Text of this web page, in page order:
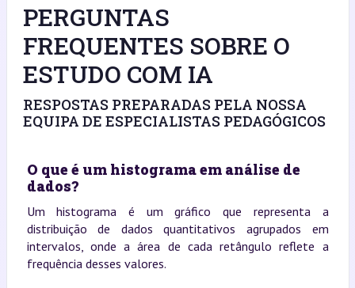
PERGUNTAS
FREQUENTES SOBRE O
ESTUDO COM IA
RESPOSTAS PREPARADAS PELA NOSSA
EQUIPA DE ESPECIALISTAS PEDAGÓGICOS
O que é um histograma em análise de
dados?
Um histograma é um gráfico que representa a
distribuição de dados quantitativos agrupados em
intervalos, onde a área de cada retângulo reflete a
frequência desses valores.